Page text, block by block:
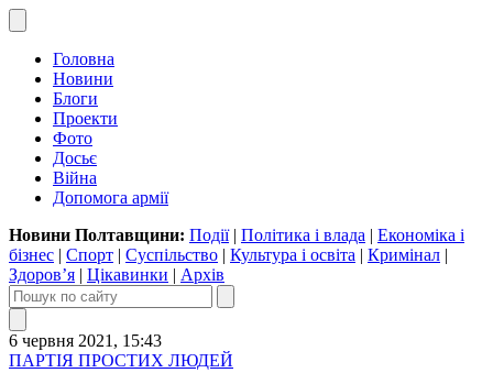
Головна
Новини
Блоги
Проекти
Фото
Досьє
Війна
Допомога армії
Новини Полтавщини: Події| Політика і влада | Економіка і
бізнес | Спорт | Суспільство | Культура і освіта | Кримінал |
Здоров’я | Цікавинки | Архів
6 червня 2021, 15:43
ПАРТІЯ ПРОСТИХ ЛЮДЕЙ